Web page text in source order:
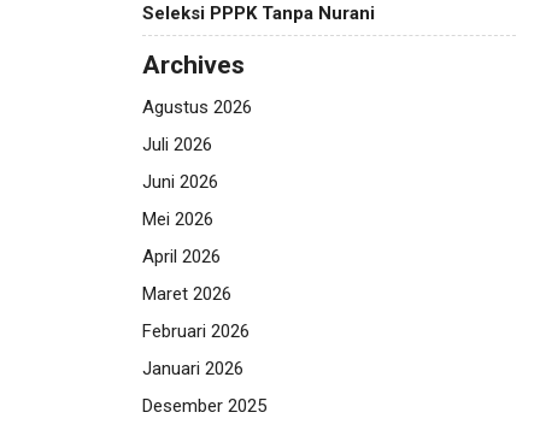
Seleksi PPPK Tanpa Nurani
Archives
Agustus 2026
Juli 2026
Juni 2026
Mei 2026
April 2026
Maret 2026
Februari 2026
Januari 2026
Desember 2025